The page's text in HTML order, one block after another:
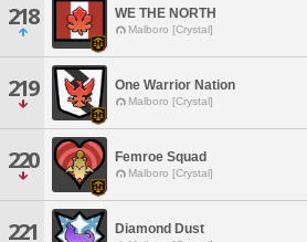
218 WE THE NORTH
Malboro [Crystal]
219 One Warrior Nation
Malboro [Crystal]
220 Femroe Squad
Malboro [Crystal]
221 Diamond Dust